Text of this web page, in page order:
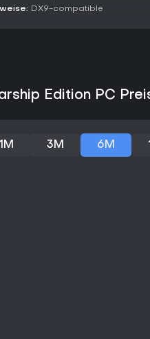
DX9-compatible
Edition PC
1M 3M 6M